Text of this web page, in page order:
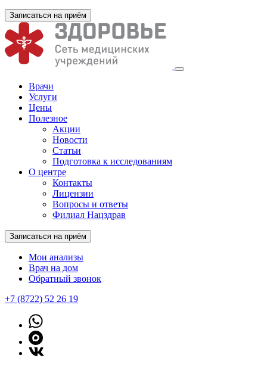
Записаться на приём
Врачи
Услуги
Цены
Полезное
Акции
Новости
Статьи
Подготовка к исследованиям
О центре
Контакты
Лицензии
Вопросы и ответы
Филиал Нацздрав
Записаться на приём
Мои анализы
Врач на дом
Обратный звонок
+7 (8722) 52 26 19